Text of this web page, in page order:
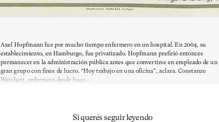
Axel Hopfmann fue por mucho tiempo enfermero en un hospital. En 2004, su
establecimiento, en Hamburgo, fue privatizado. Hopfmann prefirió entonces
permanecer en la administración pública antes que convertirse en empleado de un
gran grupo con fines de lucro. “Hoy trabajo en una oficina”, aclara. Constanze
Weichert, enfermera desde hace...
Si querés seguir leyendo